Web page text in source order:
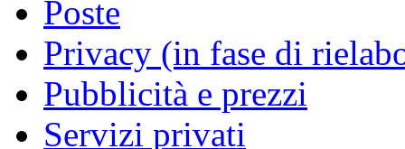
Poste
Privacy (in fase di
Pubblicità e prezzi
Servizi privati